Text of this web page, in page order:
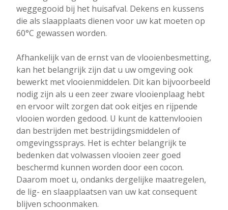
weggegooid bij het huisafval. Dekens en kussens
die als slaapplaats dienen voor uw kat moeten op
60°C gewassen worden.
Afhankelijk van de ernst van de vlooienbesmetting,
kan het belangrijk zijn dat u uw omgeving ook
bewerkt met vlooienmiddelen. Dit kan bijvoorbeeld
nodig zijn als u een zeer zware vlooienplaag hebt
en ervoor wilt zorgen dat ook eitjes en rijpende
vlooien worden gedood. U kunt de kattenvlooien
dan bestrijden met bestrijdingsmiddelen of
omgevingssprays. Het is echter belangrijk te
bedenken dat volwassen vlooien zeer goed
beschermd kunnen worden door een cocon.
Daarom moet u, ondanks dergelijke maatregelen,
de lig- en slaapplaatsen van uw kat consequent
blijven schoonmaken.